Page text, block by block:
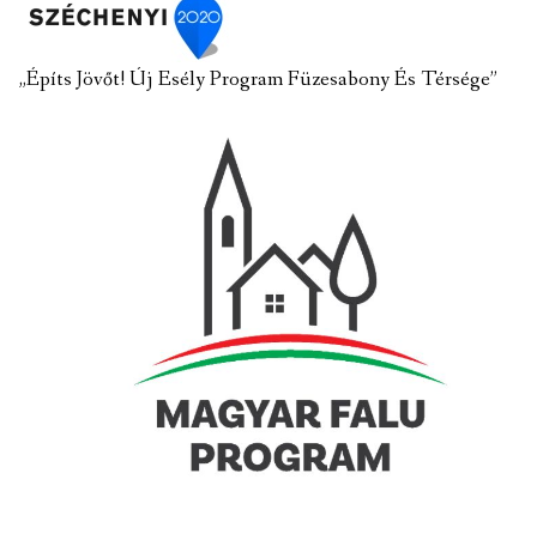
„Építs Jövőt! Új Esély Program Füzesabony És Térsége”